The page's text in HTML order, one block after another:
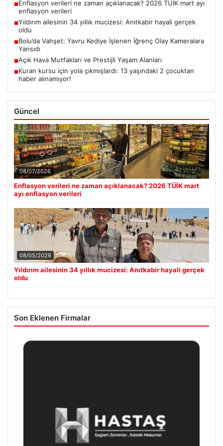
■Enflasyon verileri ne zaman açıklanacak? 2026 TÜİK mart ayı
enflasyon verileri
■Yıldırım ailesinin 34 yıllık mucizesi: Anıtkabir hayali gerçek
oldu
■Bolu’da Vahşet: Yavru Kediye İşlenen İğrenç Olay Kameralara
Yansıdı
■Açık Hava Mutfakları ve Prestijli Yaşam Alanları
■Kuran kursu için yola çıkmışlardı: 13 yaşındaki 2 çocuktan
haber alınamıyor!
Güncel
08/07/2026
Enflasyon verileri ne zaman açıklanacak? 2026 TÜİK mart
ayı enflasyon verileri
08/05/2026
Yıldırım ailesinin 34 yıllık mucizesi: Anıtkabir hayali gerçek
oldu
Son Eklenen Firmalar